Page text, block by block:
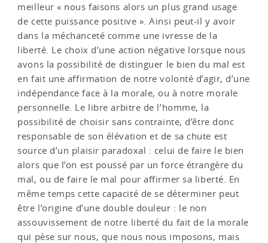
meilleur « nous faisons alors un plus grand usage
de cette puissance positive ». Ainsi peut-il y avoir
dans la méchanceté comme une ivresse de la
liberté. Le choix d’une action négative lorsque nous
avons la possibilité de distinguer le bien du mal est
en fait une affirmation de notre volonté d’agir, d’une
indépendance face à la morale, ou à notre morale
personnelle. Le libre arbitre de l’homme, la
possibilité de choisir sans contrainte, d’être donc
responsable de son élévation et de sa chute est
source d’un plaisir paradoxal : celui de faire le bien
alors que l’on est poussé par un force étrangère du
mal, ou de faire le mal pour affirmer sa liberté. En
même temps cette capacité de se déterminer peut
être l’origine d’une double douleur : le non
assouvissement de notre liberté du fait de la morale
qui pèse sur nous, que nous nous imposons, mais